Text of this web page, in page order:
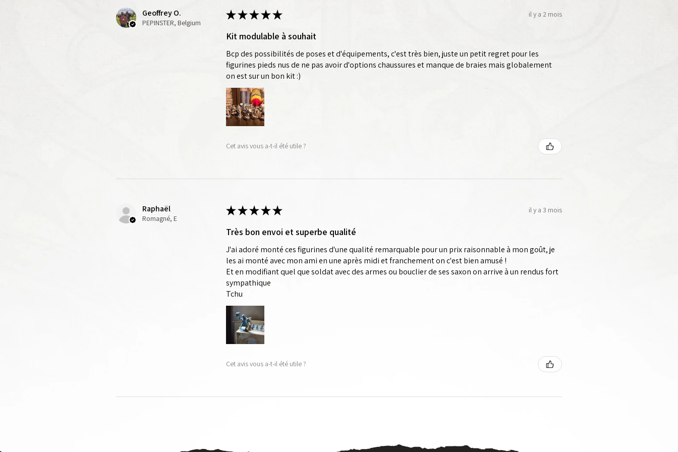
Figurines en plastique à assembler et à peindre.
Socles et transferts non fournis.
Geoffrey O.
PEPINSTER, Belgium
★★★★★ il y a 2 mois
Kit modulable à souhait
Bcp des possibilités de poses et d'équipements, c'est très bien, juste un petit regret pour les
figurines pieds nus de ne pas avoir d'options chaussures et manque de braies mais globalement
on est sur un bon kit :)
Cet avis vous a-t-il été utile ?
Raphaël
Romagné, E
★★★★★ il y a 3 mois
Très bon envoi et superbe qualité
J'ai adoré monté ces figurines d'une qualité remarquable pour un prix raisonnable à mon goût, je
les ai monté avec mon ami en une après midi et franchement on c'est bien amusé !
Et en modifiant quel que soldat avec des armes ou bouclier de ses saxon on arrive à un rendus fort
sympathique
Tchu
Cet avis vous a-t-il été utile ?